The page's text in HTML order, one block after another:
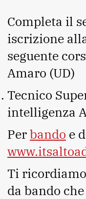
Completa il
iscrizione
seguente
Amaro (UD)
Tecnico
intelligenza
Perbando e
Ti
da bando